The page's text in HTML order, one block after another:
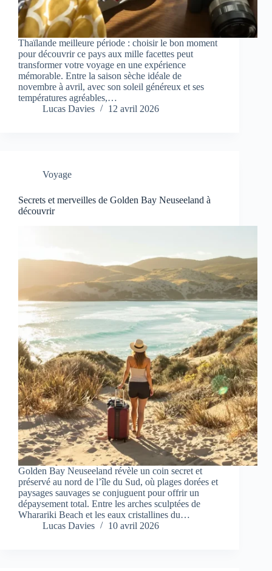
Thaïlande meilleure période : choisir le bon moment
pour découvrir ce pays aux mille facettes peut
transformer votre voyage en une expérience
mémorable. Entre la saison sèche idéale de
novembre à avril, avec son soleil généreux et ses
températures agréables,…
Lucas Davies
12 avril 2026
Voyage
Secrets et merveilles de Golden Bay Neuseeland à
découvrir
Golden Bay Neuseeland révèle un coin secret et
préservé au nord de l’île du Sud, où plages dorées et
paysages sauvages se conjuguent pour offrir un
dépaysement total. Entre les arches sculptées de
Wharariki Beach et les eaux cristallines du…
Lucas Davies
10 avril 2026